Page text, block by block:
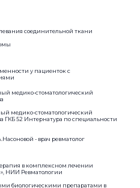
соединительной ткани
у пациенток с
медико-стоматологический
медико-стоматологический
ГКБ 52 Интернатура по специальности
- врач ревматолог
в комплексном лечении
НИИ Ревматологии
биологическими препаратами в